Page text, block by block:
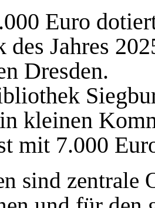
Euro
Jahres
Dresden.
kleinen
mit 7.000
sind zentrale